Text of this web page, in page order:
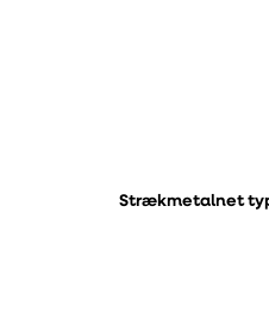
Strækmetalnet